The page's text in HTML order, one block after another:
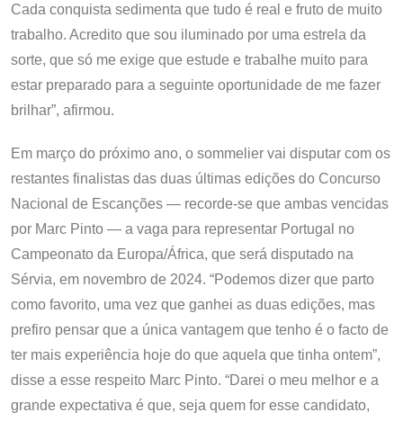
Cada conquista sedimenta que tudo é real e fruto de muito
trabalho. Acredito que sou iluminado por uma estrela da
sorte, que só me exige que estude e trabalhe muito para
estar preparado para a seguinte oportunidade de me fazer
brilhar”, afirmou.
Em março do próximo ano, o sommelier vai disputar com os
restantes finalistas das duas últimas edições do Concurso
Nacional de Escanções — recorde-se que ambas vencidas
por Marc Pinto — a vaga para representar Portugal no
Campeonato da Europa/África, que será disputado na
Sérvia, em novembro de 2024. “Podemos dizer que parto
como favorito, uma vez que ganhei as duas edições, mas
prefiro pensar que a única vantagem que tenho é o facto de
ter mais experiência hoje do que aquela que tinha ontem”,
disse a esse respeito Marc Pinto. “Darei o meu melhor e a
grande expectativa é que, seja quem for esse candidato,